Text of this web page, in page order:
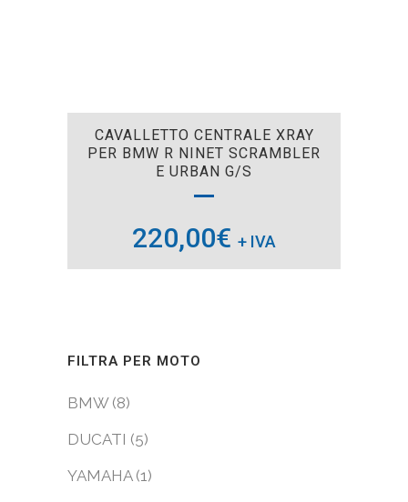
CAVALLETTO CENTRALE XRAY
PER BMW R NINET SCRAMBLER
E URBAN G/S
220,00€ + IVA
FILTRA PER MOTO
BMW (8)
DUCATI (5)
YAMAHA (1)